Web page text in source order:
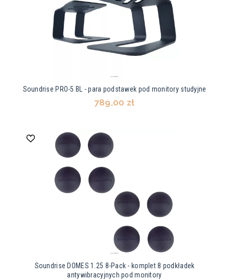
Soundrise PRO-5 BL - para podstawek pod monitory studyjne
789,00 zł
Soundrise DOMES 1.25 8-Pack - komplet 8 podkładek
antywibracyjnych pod monitory